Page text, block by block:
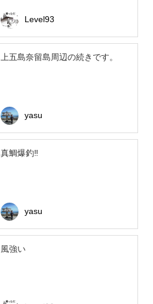
Level93
上五島奈留島周辺の続きです。
yasu
真鯛爆釣‼
yasu
風強い